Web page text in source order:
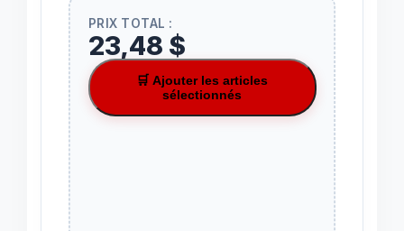
PRIX TOTAL :
23,48 $
🛒 Ajouter les articles
sélectionnés